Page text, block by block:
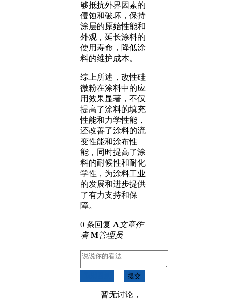
够抵抗外界因素的
侵蚀和破坏，保持
涂层的原始性能和
外观，延长涂料的
使用寿命，降低涂
料的维护成本。
综上所述，改性硅
微粉在涂料中的应
用效果显著，不仅
提高了涂料的填充
性能和力学性能，
还改善了涂料的流
变性能和涂布性
能，同时提高了涂
料的耐候性和耐化
学性，为涂料工业
的发展和进步提供
了有力支持和保
障。
0 条回复 A文章作
者 M管理员
提交
暂无讨论，